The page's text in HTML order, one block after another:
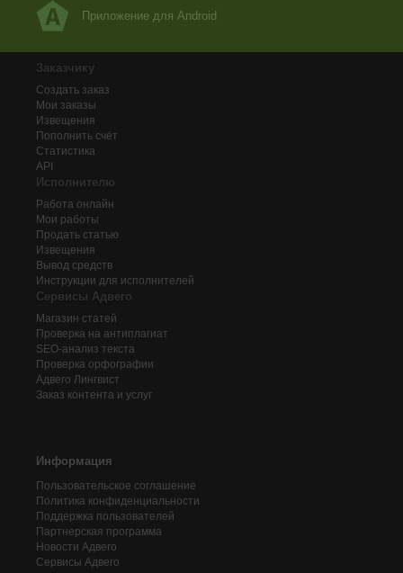
Приложение для Android
Заказчику
Создать заказ
Мои заказы
Извещения
Пополнить счёт
Статистика
API
Исполнителю
Работа онлайн
Мои работы
Продать статью
Извещения
Вывод средств
Инструкции для исполнителей
Сервисы Адвего
Магазин статей
Проверка на антиплагиат
SEO-анализ текста
Проверка орфографии
Адвего Лингвист
Заказ контента и услуг
Информация
Пользовательское соглашение
Политика конфиденциальности
Поддержка пользователей
Партнерская программа
Новости Адвего
Сервисы Адвего